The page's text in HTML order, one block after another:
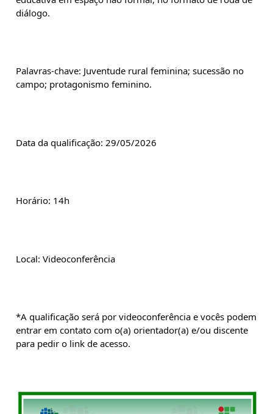
diálogo.
Palavras-chave: Juventude rural feminina; sucessão no
campo; protagonismo feminino.
Data da qualificação: 29/05/2026
Horário: 14h
Local: Videoconferência
*A qualificação será por videoconferência e vocês podem
entrar em contato com o(a) orientador(a) e/ou discente
para pedir o link de acesso.